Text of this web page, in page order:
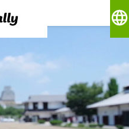
language